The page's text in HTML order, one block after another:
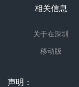
相关信息
关于在深圳
移动版
声明：